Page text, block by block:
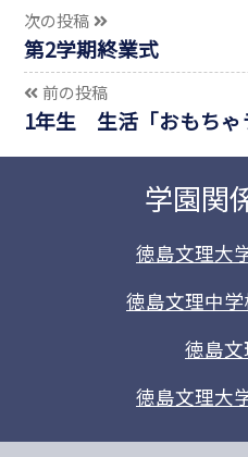
次の投稿
第2学期終業式
前の投稿
1年生 生活「おもちゃ
学園関
徳島文理大
徳島文理中
徳島
徳島文理大